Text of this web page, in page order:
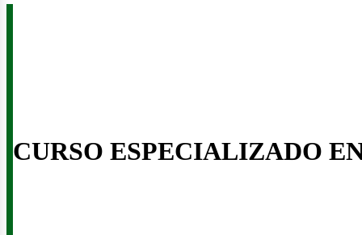
CURSO ESPECIALIZADO